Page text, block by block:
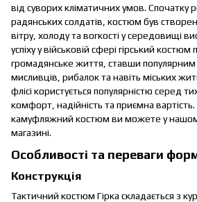
від суворих кліматичних умов. Спочатку
радянських солдатів, костюм був
вітру, холоду та вогкості у середовищі
успіху у військовій сфері гірський
громадянське життя, ставши популярним
мисливців, рибалок та навіть міських
флісі користується популярністю серед
комфорт, надійність та приємна
камуфляжний костюм ви можете у
магазині.
Особливості та переваги
Конструкція
Тактичний костюм Гірка складається з